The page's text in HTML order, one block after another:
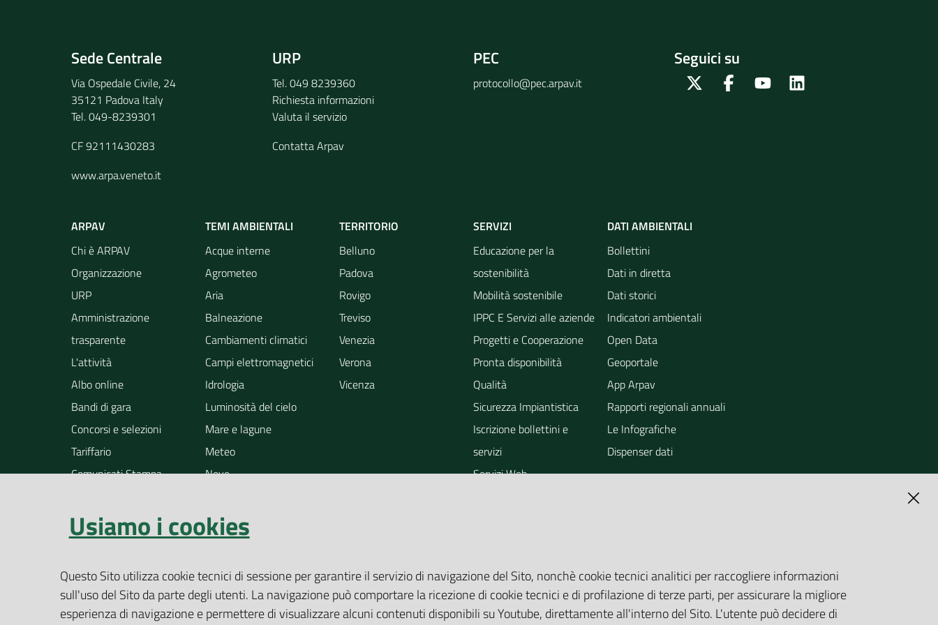
Sede Centrale
Via Ospedale Civile, 24
35121 Padova Italy
Tel. 049-8239301
CF 92111430283
www.arpa.veneto.it
URP
Tel. 049 8239360
Richiesta informazioni
Valuta il servizio
Contatta Arpav
PEC
protocollo@pec.arpav.it
Seguici su
Twitter FacebookYoutube
ARPAV
Chi è ARPAV
Organizzazione
URP
Amministrazione
trasparente
L'attività
Albo online
Bandi di gara
Concorsi e selezioni
Tariffario
Comunicati Stampa
TEMI AMBIENTALI
Acque interne
Agrometeo
Aria
Balneazione
Cambiamenti climatici
Campi elettromagnetici
Idrologia
Luminosità del cielo
Mare e lagune
Meteo
Neve
Pollini
Radioattività
Rumore
Siti contaminati
TERRITORIO
Belluno
Padova
Rovigo
Treviso
Venezia
Verona
Vicenza
SERVIZI
Educazione per la
sostenibilità
Mobilità sostenibile
IPPC E Servizi alle aziende
Progetti e Cooperazione
Pronta disponibilità
Qualità
Sicurezza Impiantistica
Iscrizione bollettini e
servizi
Servizi Web
DATI AMBIENTALI
Bollettini
Dati in diretta
Dati storici
Indicatori ambientali
Open Data
Geoportale
App Arpav
Rapporti regionali annuali
Le Infografiche
Dispenser dati
Usiamo i cookies
Questo Sito utilizza cookie tecnici di sessione per garantire il servizio di navigazione del Sito, nonchè cookie tecnici analitici per raccogliere informazioni
sull'uso del Sito da parte degli utenti. La navigazione può comportare la ricezione di cookie tecnici e di profilazione di terze parti, per assicurare la migliore
esperienza di navigazione e permettere di visualizzare alcuni contenuti disponibili su Youtube, direttamente all'interno del Sito. L'utente può decidere di